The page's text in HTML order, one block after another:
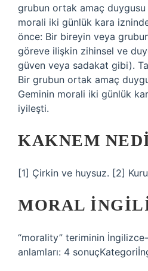
grubun ortak amaç duygusu
morali iki günlük kara
önce: Bir bireyin veya
göreve ilişkin zihinsel ve
güven veya sadakat gibi).
Bir grubun ortak amaç
Geminin morali iki günlük
iyileşti.
KAKNEM
[1] Çirkin ve huysuz. [2]
MORAL
“morality” teriminin
anlamları: 4